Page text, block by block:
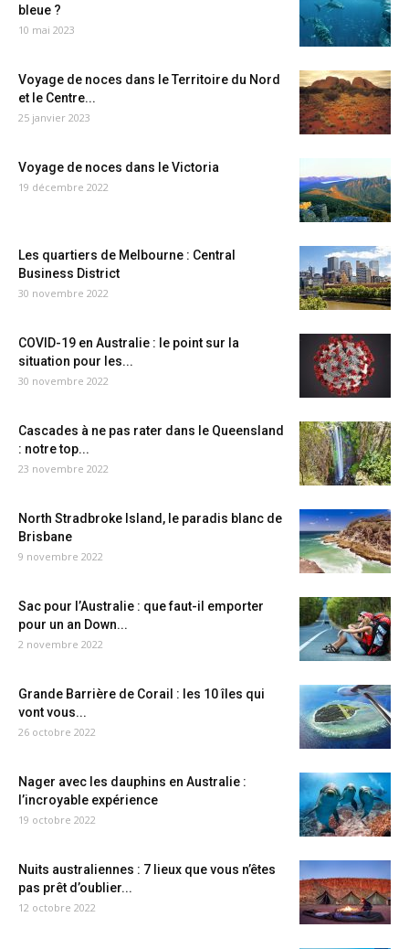
bleue ?
10 mai 2023
Voyage de noces dans le Territoire du Nord
et le Centre...
25 janvier 2023
Voyage de noces dans le Victoria
19 décembre 2022
Les quartiers de Melbourne : Central
Business District
30 novembre 2022
COVID-19 en Australie : le point sur la
situation pour les...
30 novembre 2022
Cascades à ne pas rater dans le Queensland
: notre top...
23 novembre 2022
North Stradbroke Island, le paradis blanc de
Brisbane
9 novembre 2022
Sac pour l’Australie : que faut-il emporter
pour un an Down...
2 novembre 2022
Grande Barrière de Corail : les 10 îles qui
vont vous...
26 octobre 2022
Nager avec les dauphins en Australie :
l’incroyable expérience
19 octobre 2022
Nuits australiennes : 7 lieux que vous n’êtes
pas prêt d’oublier...
12 octobre 2022